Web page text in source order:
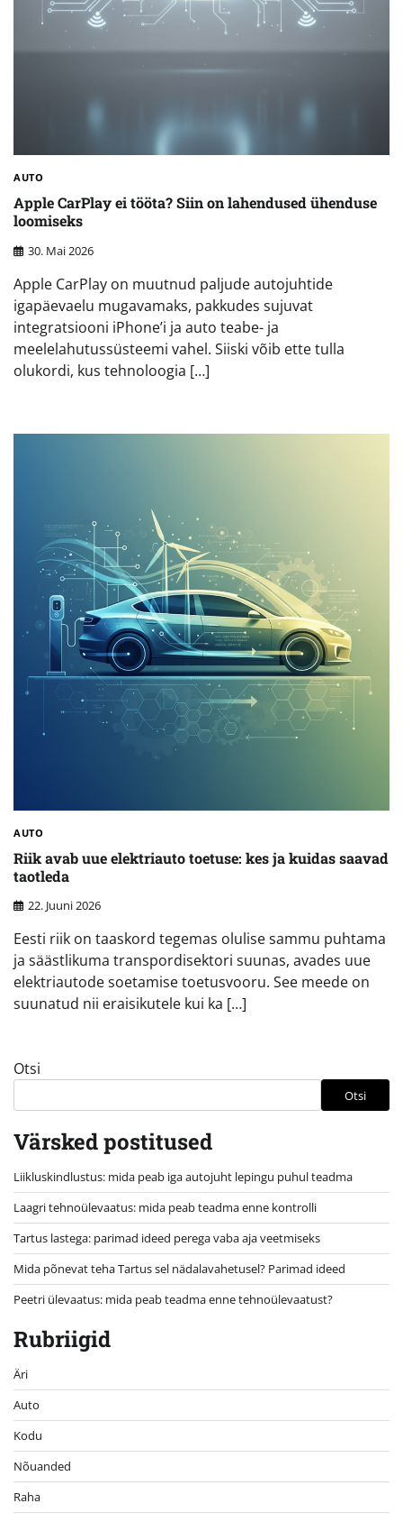
AUTO
Apple CarPlay ei tööta? Siin on lahendused ühenduse
loomiseks
30. Mai 2026
Apple CarPlay on muutnud paljude autojuhtide
igapäevaelu mugavamaks, pakkudes sujuvat
integratsiooni iPhone’i ja auto teabe- ja
meelelahutussüsteemi vahel. Siiski võib ette tulla
olukordi, kus tehnoloogia […]
AUTO
Riik avab uue elektriauto toetuse: kes ja kuidas saavad
taotleda
22. Juuni 2026
Eesti riik on taaskord tegemas olulise sammu puhtama
ja säästlikuma transpordisektori suunas, avades uue
elektriautode soetamise toetusvooru. See meede on
suunatud nii eraisikutele kui ka […]
Otsi
Otsi
Värsked postitused
Liikluskindlustus: mida peab iga autojuht lepingu puhul teadma
Laagri tehnoülevaatus: mida peab teadma enne kontrolli
Tartus lastega: parimad ideed perega vaba aja veetmiseks
Mida põnevat teha Tartus sel nädalavahetusel? Parimad ideed
Peetri ülevaatus: mida peab teadma enne tehnoülevaatust?
Rubriigid
Äri
Auto
Kodu
Nõuanded
Raha